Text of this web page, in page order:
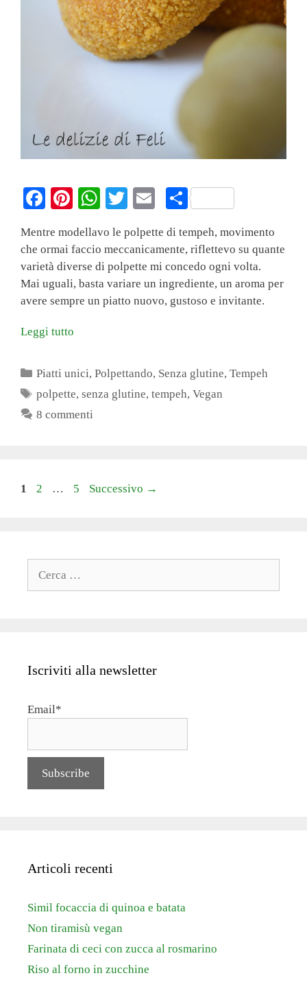
Fa
bo
ok
Pi
er
es
t
W
ts
A
pp
T
tte
r
ail
C
di
vi
di
Mentre modellavo le polpette di tempeh, movimento
che ormai faccio meccanicamente, riflettevo su quante
varietà diverse di polpette mi concedo ogni volta.
Mai uguali, basta variare un ingrediente, un aroma per
avere sempre un piatto nuovo, gustoso e invitante.
Leggi tutto
Categorie
Piatti unici,Polpettando, Senza glutine,Tempeh
Tag
polpette,senza glutine,tempeh,Vegan
8 commenti
Pagina
1 Pagina
2 … Pagina
5 Successivo →
Iscriviti alla newsletter
Email*
Articoli recenti
Simil focaccia di quinoa e batata
Non tiramisù vegan
Farinata di ceci con zucca al rosmarino
Riso al forno in zucchine